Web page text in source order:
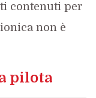
contenuti per
non è
pilota